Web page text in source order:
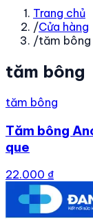
Trang chủ
/Cửa hàng
/tăm bông
tăm bông
tăm bông
Tăm bông
que
22.000 ₫